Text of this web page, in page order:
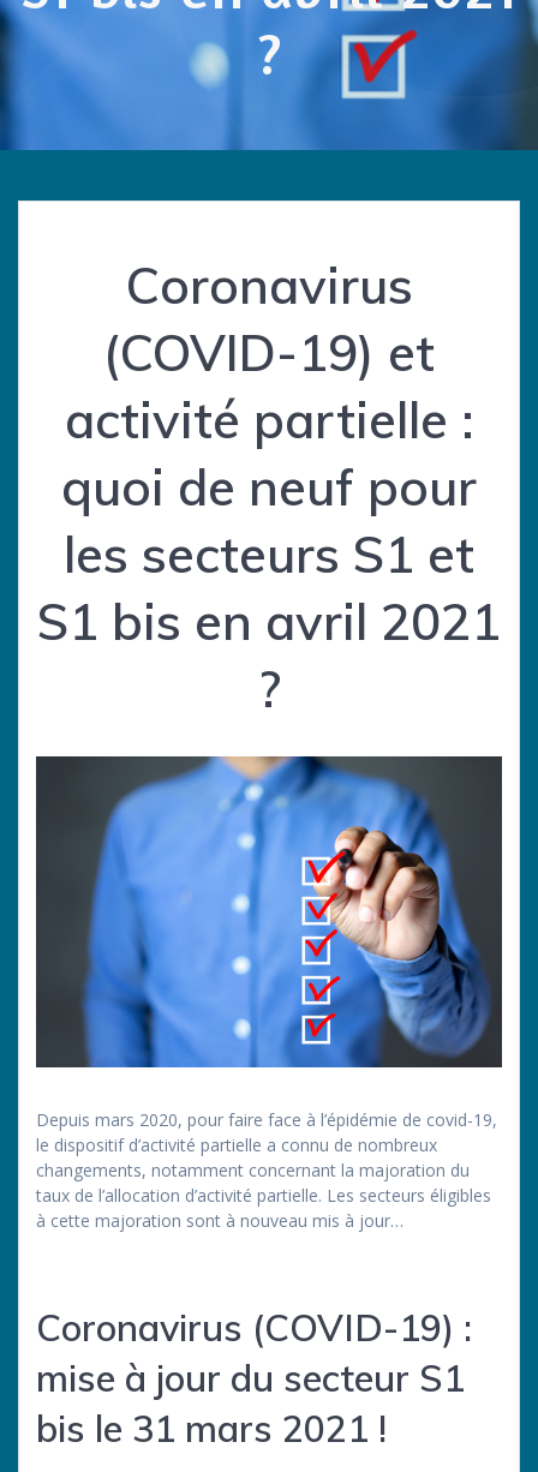
?
Coronavirus
(COVID-19) et
activité partielle :
quoi de neuf pour
les secteurs S1 et
S1 bis en avril 2021
?
Depuis mars 2020, pour faire face à l’épidémie de covid-19,
le dispositif d’activité partielle a connu de nombreux
changements, notamment concernant la majoration du
taux de l’allocation d’activité partielle. Les secteurs éligibles
à cette majoration sont à nouveau mis à jour…
Coronavirus (COVID-19) :
mise à jour du secteur S1
bis le 31 mars 2021 !